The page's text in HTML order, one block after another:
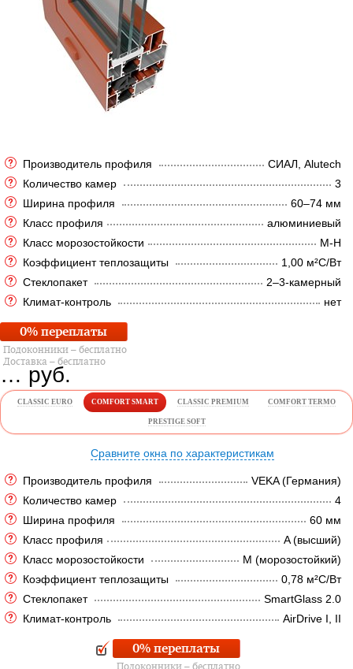
Производитель профиля
СИАЛ, Alutech
Количество камер
3
Ширина профиля
60–74 мм
Класс профиля
алюминиевый
Класс морозостойкости
М-Н
Коэффициент теплозащиты
1,00 м²C/Вт
Стеклопакет
2–3-камерный
Климат-контроль
нет
0% переплаты
Подоконники – бесплатно
Доставка – бесплатно
… руб.
CLASSIC EURO COMFORT SMART CLASSIC PREMIUM COMFORT TERMO
PRESTIGE SOFT
Сравните окна по характеристикам
Производитель профиля
VEKA (Германия)
Количество камер
4
Ширина профиля
60 мм
Класс профиля
A (высший)
Класс морозостойкости
M (морозостойкий)
Коэффициент теплозащиты
0,78 м²C/Вт
Стеклопакет
SmartGlass 2.0
Климат-контроль
AirDrive I, II
0% переплаты
Подоконники – бесплатно